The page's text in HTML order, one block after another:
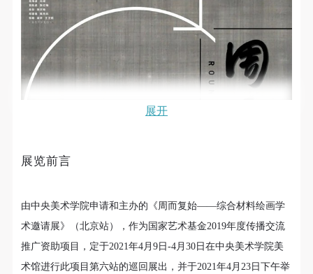
展开
展览前言
由中央美术学院申请和主办的《周而复始——综合材料绘画学
术邀请展》（北京站），作为国家艺术基金2019年度传播交流
推广资助项目，定于2021年4月9日-4月30日在中央美术学院美
术馆进行此项目第六站的巡回展出，并于2021年4月23日下午举
帐号密码登录
能力的人，18周岁以上）未成年人必须在成年人的陪
同下参观。
第四条
参加活动者在此次活动期间的人身安全责任自负。鼓
励参加者自行购买人身安全保险。活动中一旦出现事
故，活动中任何非事故当事人及美术馆将不承担人身
身不承担任何法律责任和经济责任。参加本次活动者
第五条
参加活动者在此次活动期间应主动遵守美术馆活动秩
序、维护美术馆场地及展示、展览、馆藏艺术作品及
衍生品的安全。活动中一旦因个人原因造成美术馆场
能力的人，18周岁以上）未成年人必须在成年人的陪
同下参观。
第四条
参加活动者在此次活动期间的人身安全责任自负。鼓
励参加者自行购买人身安全保险。活动中一旦出现事
故，活动中任何非事故当事人及美术馆将不承担人身
身不承担任何法律责任和经济责任。参加本次活动者
第五条
参加活动者在此次活动期间应主动遵守美术馆活动秩
序、维护美术馆场地及展示、展览、馆藏艺术作品及
衍生品的安全。活动中一旦因个人原因造成美术馆场
能力的人，18周岁以上）未成年人必须在成年人的陪
同下参观。
第四条
参加活动者在此次活动期间的人身安全责任自负。鼓
励参加者自行购买人身安全保险。活动中一旦出现事
故，活动中任何非事故当事人及美术馆将不承担人身
身不承担任何法律责任和经济责任。参加本次活动者
第五条
参加活动者在此次活动期间应主动遵守美术馆活动秩
序、维护美术馆场地及展示、展览、馆藏艺术作品及
衍生品的安全。活动中一旦因个人原因造成美术馆场